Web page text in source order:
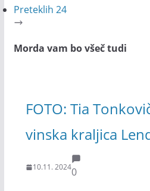
Preteklih 24
Morda vam bo všeč tudi
FOTO: Tia
vinska kraljica
10.11. 20240